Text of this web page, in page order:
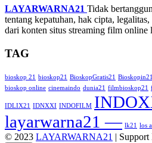
LAYARWARNA21 Tidak
tentang kepatuhan, hak cipta,
dari konten situs streaming film online
TAG
bioskop 21 bioskop21 BioskopGratis21 Bioskopin21
bioskop online cinemaindo dunia21 filmbioskop21
IDLIX21 IDNXXI INDOFILM
layarwarna21 — lk21 los
© 2023 LAYARWARNA21 |